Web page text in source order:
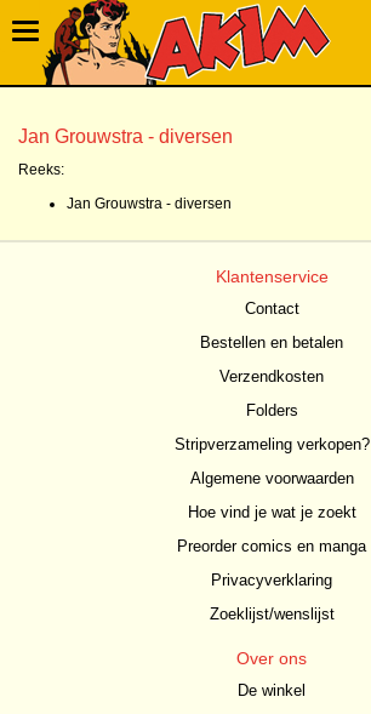
Jan Grouwstra - diversen
Reeks:
Jan Grouwstra - diversen
Klantenservice
Contact
Bestellen en betalen
Verzendkosten
Folders
Stripverzameling verkopen?
Algemene voorwaarden
Hoe vind je wat je zoekt
Preorder comics en manga
Privacyverklaring
Zoeklijst/wenslijst
Over ons
De winkel